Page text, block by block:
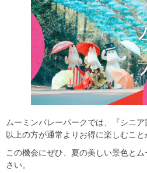
ムーミンバレーパークでは、『シニ
以上の方が通常よりお得に楽しむこと
この機会にぜひ、夏の美しい景色と
さい。